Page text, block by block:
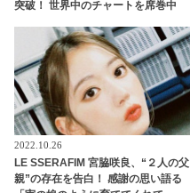
突破！ 世界中のチャートを席巻中
2022.10.26
LE SSERAFIM 宮脇咲良、“２人の父
親”の存在を告白！ 感謝の思い語る